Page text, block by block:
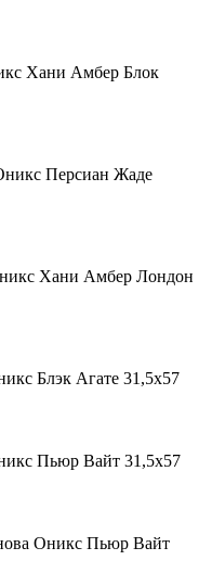
Хани Амбер Блок
Персиан Жаде
Хани Амбер Лондон
Блэк Агате 31,5х57
Пьюр Вайт 31,5х57
Оникс Пьюр Вайт